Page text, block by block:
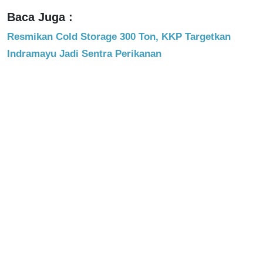
Baca Juga :
Resmikan Cold Storage 300 Ton, KKP Targetkan
Indramayu Jadi Sentra Perikanan